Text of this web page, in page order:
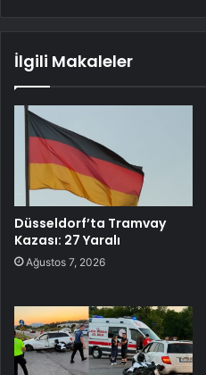
İlgili Makaleler
Düsseldorf’ta Tramvay
Kazası: 27 Yaralı
Ağustos 7, 2026